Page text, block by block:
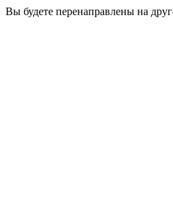
Вы будете перенаправлены на